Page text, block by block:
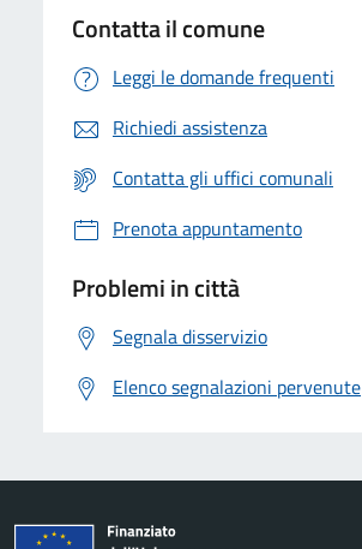
Contatta il comune
Leggi le domande frequenti
Richiedi assistenza
Contatta gli uffici comunali
Prenota appuntamento
Problemi in città
Segnala disservizio
Elenco segnalazioni pervenute